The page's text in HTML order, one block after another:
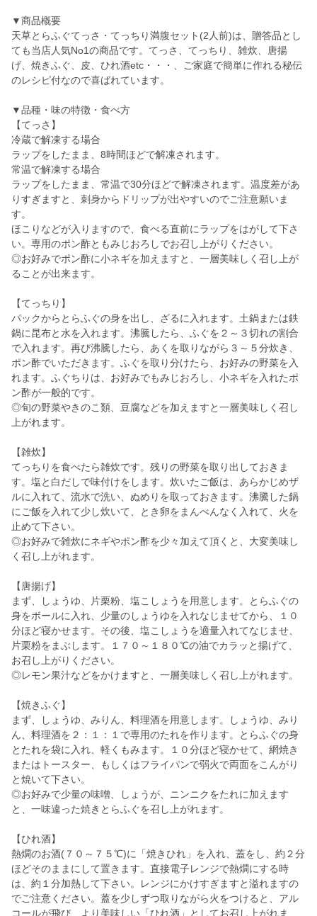
▼商品概要
天草とらふぐてっさ・てっちり満腹セット(2人前)は、贈答品とし
ても当店人気No1の商品です。てっさ、てっちり、雑炊、唐揚
げ、焼きふぐ、皮、ひれ酒etc・・・、ご家庭で簡単に作れる秘伝
のレシピ付なので喜ばれています。
▼品種・味の特徴・食べ方
【てっさ】
冷蔵で解凍する場合
ラップをしたまま、8時間ほどで解凍されます。
常温で解凍する場合
ラップをしたまま、常温で30分ほどで解凍されます。温度差があ
りすぎますと、刺身からドリップが出やすいのでご注意願いま
す。
ほこりなどが入りますので、食べる直前にラップをはがして下さ
い。専用のポン酢ともみじおろしでお召し上がりください。
◎お好みでポン酢に小ネギを加えますと、一層美味しく召し上が
ることが出来ます。
【てっちり】
パックからとらふぐの身を出し、ざるに入れます。土鍋または鉄
鍋に昆布と水を入れます。沸騰したら、ふぐを２～３切れの割合
で入れます。再び沸騰したら、あくを取りながら３～５分炊き、
ポン酢でいただきます。ふぐを取り分けたら、お好みの野菜を入
れます。ふぐちりは、お好みでもみじおろし、小ネギを入れたポ
ン酢が一般的です。
◎旬の野菜やきのこ類、豆腐などを加えますと一層美味しく召し
上がれます。
【雑炊】
てっちりを食べたら雑炊です。残りの野菜を取り出しておきま
す。塩と白だしで味付けをします。炊いたご飯は、あらかじめザ
ルに入れて、流水で洗い、ぬめりを取っておきます。沸騰した鍋
にご飯を入れて少し炊いて、とき卵をまんべんなく入れて、火を
止めて下さい。
◎お好みで雑炊にネギやポン酢を少々加えて頂くと、大変美味し
く召し上がれます。
【唐揚げ】
まず、しょうゆ、片栗粉、塩こしょうを用意します。とらふぐの
身をボールに入れ、少量のしょうゆを入れなじませてから、１０
分ほど寝かせます。その後、塩こしょうを適量入れてなじませ、
片栗粉をまぶします。１７０～１８０℃の油でカラッと揚げて、
お召し上がりください。
◎レモン果汁などをかけますと、一層美味しく召し上がれます。
【焼きふぐ】
まず、しょうゆ、みりん、料理酒を用意します。しょうゆ、みり
ん、料理酒を２：１：１で専用のたれを作ります。とらふぐの身
とたれを袋に入れ、軽くもみます。１０分ほど寝かせて、網焼き
またはトースター、もしくはフライパンで弱火で両面をこんがり
と焼いて下さい。
◎お好みで少量の味噌、しょうが、ニンニクをたれに加えます
と、一味違った焼きとらふぐを召し上がれます。
【ひれ酒】
熱燗のお酒(７０～７５℃)に「焼きひれ」を入れ、蓋をし、約２分
ほどそのままにして置きます。直接電子レンジで熱燗にする時
は、約１分加熱して下さい。レンジにかけすぎますと溢れますの
でご注意ください。蓋を少しずつ取りながら火をつけると、アル
コールが飛び、より美味しい「ひれ酒」としてお召し上がれま